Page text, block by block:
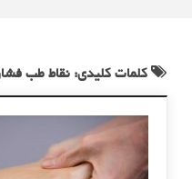
کلمات کلیدی: نقاط طب